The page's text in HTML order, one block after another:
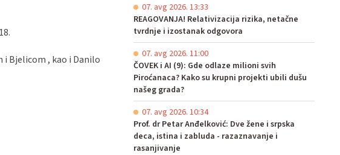
i Bjelicom , kao i Danilo
07. avg 2026. 13:33
REAGOVANJA! Relativizacija rizika, netačne
tvrdnje i izostanak odgovora
07. avg 2026. 11:00
ČOVEK i AI (9): Gde odlaze milioni svih
Piroćanaca? Kako su krupni projekti ubili dušu
našeg grada?
07. avg 2026. 10:34
Prof. dr Petar Anđelković: Dve žene i srpska
deca, istina i zabluda - razaznavanje i
rasanjivanje